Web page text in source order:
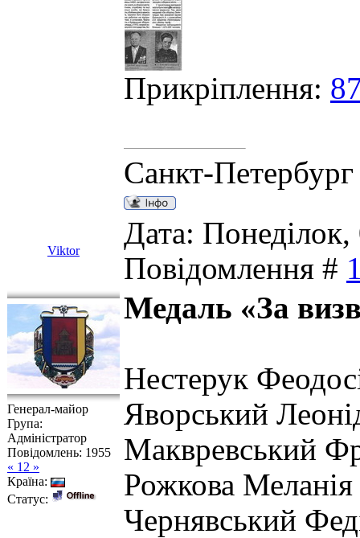
Прикріплення:
Санкт-Петербург
Viktor
Дата:
Повідомлення #
Генерал-майор
Група:
Адміністратор
Повідомлень: 1955
« 12 »
Країна:
Статус:
Медаль «За
Нестерук
Яворський
Маквревський
Рожкова
Чернявський